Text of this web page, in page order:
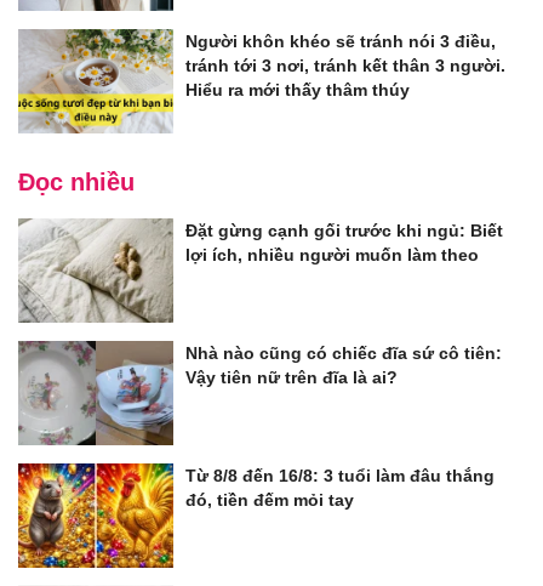
Người khôn khéo sẽ tránh nói 3 điều,
tránh tới 3 nơi, tránh kết thân 3 người.
Hiểu ra mới thấy thâm thúy
Đọc nhiều
Đặt gừng cạnh gối trước khi ngủ: Biết
lợi ích, nhiều người muốn làm theo
Nhà nào cũng có chiếc đĩa sứ cô tiên:
Vậy tiên nữ trên đĩa là ai?
Từ 8/8 đến 16/8: 3 tuổi làm đâu thắng
đó, tiền đếm mỏi tay